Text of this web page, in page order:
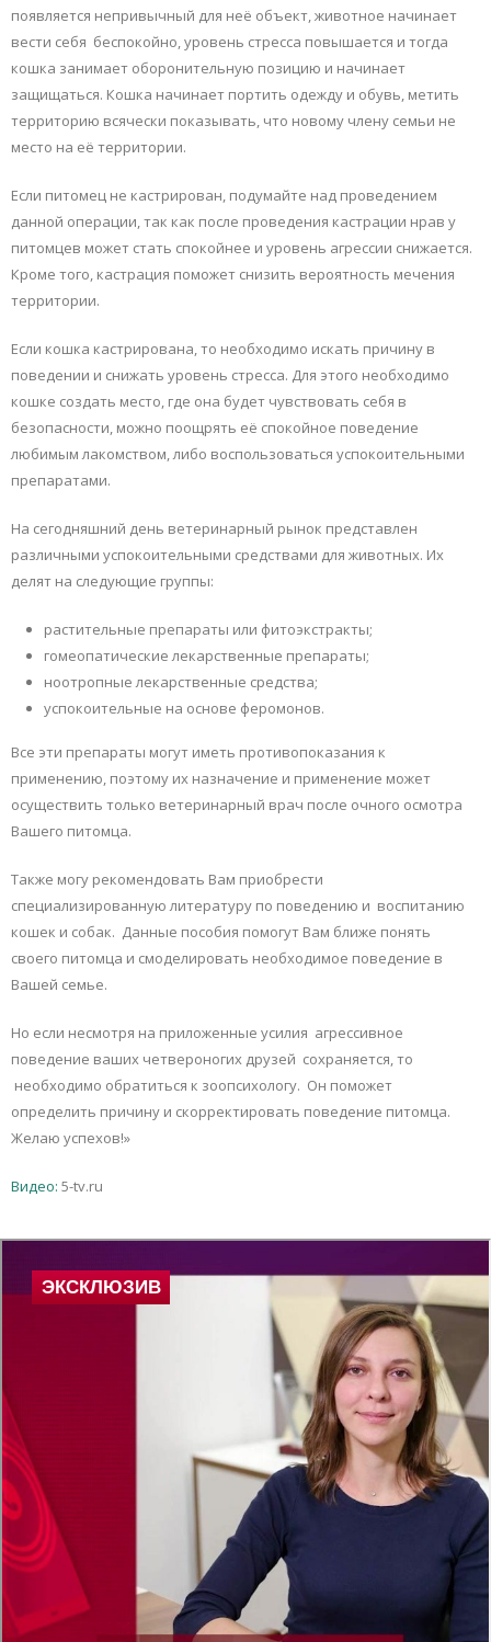
появляется непривычный для неё объект, животное начинает
вести себя беспокойно, уровень стресса повышается и тогда
кошка занимает оборонительную позицию и начинает
защищаться. Кошка начинает портить одежду и обувь, метить
территорию всячески показывать, что новому члену семьи не
место на её территории.
Если питомец не кастрирован, подумайте над проведением
данной операции, так как после проведения кастрации нрав у
питомцев может стать спокойнее и уровень агрессии снижается.
Кроме того, кастрация поможет снизить вероятность мечения
территории.
Если кошка кастрирована, то необходимо искать причину в
поведении и снижать уровень стресса. Для этого необходимо
кошке создать место, где она будет чувствовать себя в
безопасности, можно поощрять её спокойное поведение
любимым лакомством, либо воспользоваться успокоительными
препаратами.
На сегодняшний день ветеринарный рынок представлен
различными успокоительными средствами для животных. Их
делят на следующие группы:
растительные препараты или фитоэкстракты;
гомеопатические лекарственные препараты;
ноотропные лекарственные средства;
успокоительные на основе феромонов.
Все эти препараты могут иметь противопоказания к
применению, поэтому их назначение и применение может
осуществить только ветеринарный врач после очного осмотра
Вашего питомца.
Также могу рекомендовать Вам приобрести
специализированную литературу по поведению и воспитанию
кошек и собак. Данные пособия помогут Вам ближе понять
своего питомца и смоделировать необходимое поведение в
Вашей семье.
Но если несмотря на приложенные усилия агрессивное
поведение ваших четвероногих друзей сохраняется, то
необходимо обратиться к зоопсихологу. Он поможет
определить причину и скорректировать поведение питомца.
Желаю успехов!»
Видео: 5-tv.ru